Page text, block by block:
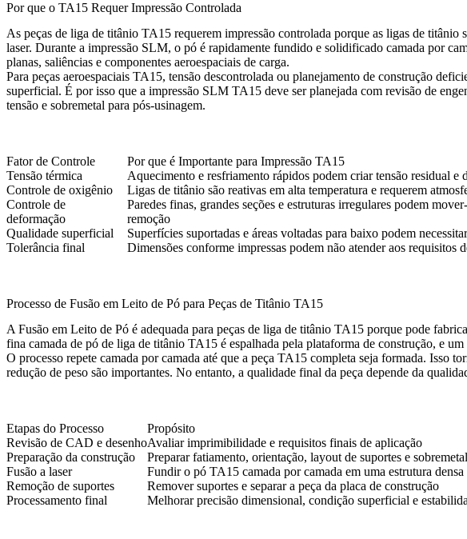
Por que o TA15 Requer Impressão Controlada
As peças de liga de titânio TA15 requerem impressão controlada porque as ligas de
laser. Durante a impressão SLM, o pó é rapidamente fundido e solidificado camada por
planas, saliências e componentes aeroespaciais de carga.
Para peças aeroespaciais TA15, tensão descontrolada ou planejamento de construção
superficial. É por isso que a impressão SLM TA15 deve ser planejada com revisão de
tensão e sobremetal para pós-usinagem.
Fator de Controle Por que é Importante para Impressão TA15
Tensão térmica
Aquecimento e resfriamento rápidos podem criar tensão residual e
Controle de oxigênio
Ligas de titânio são reativas em alta temperatura e requerem
Controle de
deformação
Paredes finas, grandes seções e estruturas irregulares podem
remoção
Qualidade superficial
Superfícies suportadas e áreas voltadas para baixo podem
Tolerância final
Dimensões conforme impressas podem não atender aos requisitos
Processo de Fusão em Leito de Pó para Peças de Titânio TA15
A Fusão em Leito de Pó é adequada para peças de liga de titânio TA15 porque pode
fina camada de pó de liga de titânio TA15 é espalhada pela plataforma de construção, e
O processo repete camada por camada até que a peça TA15 completa seja formada. Isso
redução de peso são importantes. No entanto, a qualidade final da peça depende da
Etapas do Processo Propósito
Revisão de CAD e desenhoAvaliar imprimibilidade e requisitos finais de aplicação
Preparação da construção
Preparar fatiamento, orientação, layout de suportes e
Fusão a laser
Fundir o pó TA15 camada por camada em uma estrutura
Remoção de suportes
Remover suportes e separar a peça da placa de construção
Processamento final
Melhorar precisão dimensional, condição superficial e